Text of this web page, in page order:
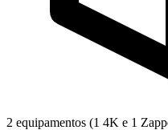
2 equipamentos (1 4K e 1